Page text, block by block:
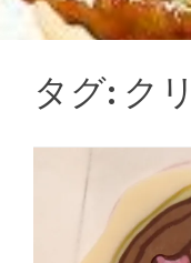
タグ: ク